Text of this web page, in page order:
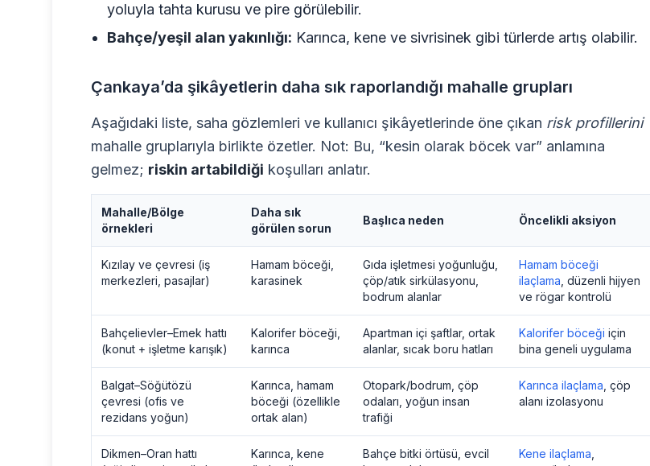
yoluyla tahta kurusu ve pire görülebilir.
Bahçe/yeşil alan yakınlığı: Karınca, kene ve sivrisinek gibi türlerde artış olabilir.
Çankaya’da şikâyetlerin daha sık raporlandığı mahalle grupları
Aşağıdaki liste, saha gözlemleri ve kullanıcı şikâyetlerinde öne çıkan risk profillerini
mahalle gruplarıyla birlikte özetler. Not: Bu, “kesin olarak böcek var” anlamına
gelmez; riskin artabildiği koşulları anlatır.
Mahalle/Bölge
örnekleri
Daha sık
görülen sorun
Başlıca neden Öncelikli aksiyon
Kızılay ve çevresi (iş
merkezleri, pasajlar)
Hamam böceği,
karasinek
Gıda işletmesi yoğunluğu,
çöp/atık sirkülasyonu,
bodrum alanlar
Hamam böceği
ilaçlama , düzenli hijyen
ve rögar kontrolü
Bahçelievler–Emek hattı
(konut + işletme karışık)
Kalorifer böceği,
karınca
Apartman içi şaftlar, ortak
alanlar, sıcak boru hatları
Kalorifer böceği için
bina geneli uygulama
Balgat–Söğütözü
çevresi (ofis ve
rezidans yoğun)
Karınca, hamam
böceği (özellikle
ortak alan)
Otopark/bodrum, çöp
odaları, yoğun insan
trafiği
Karınca ilaçlama , çöp
alanı izolasyonu
Dikmen–Oran hattı
Karınca, kene
Bahçe bitki örtüsü, evcil
Kene ilaçlama